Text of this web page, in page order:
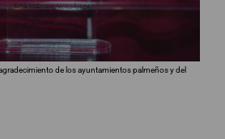
de los ayuntamientos palmeños y del